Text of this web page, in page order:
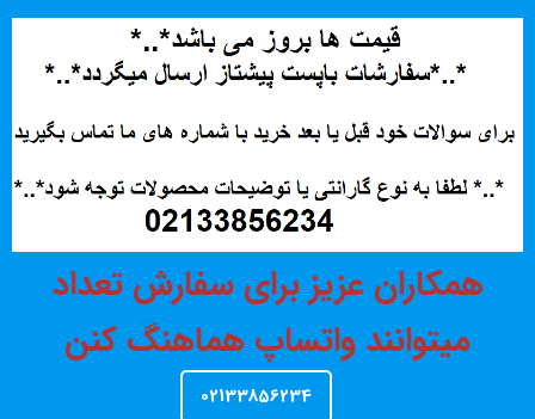
همکاران عزیز برای سفارش تعداد
میتوانند واتساپ هماهنگ کنن
02133856234